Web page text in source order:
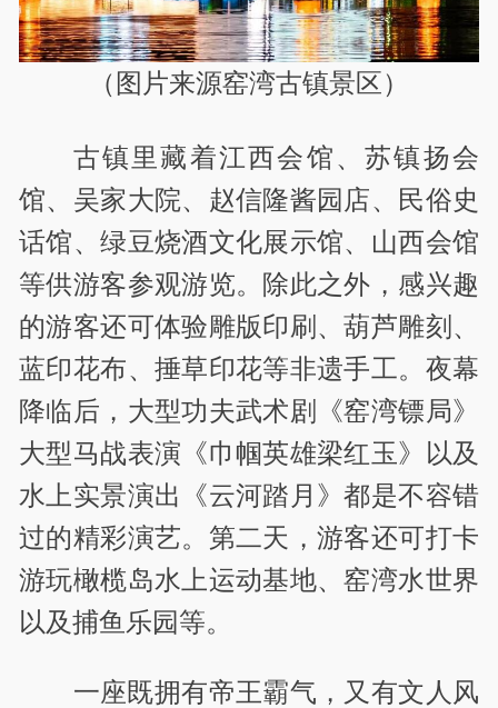
（图片来源窑湾古镇景区）
古镇里藏着江西会馆、苏镇扬会
馆、吴家大院、赵信隆酱园店、民俗史
话馆、绿豆烧酒文化展示馆、山西会馆
等供游客参观游览。除此之外，感兴趣
的游客还可体验雕版印刷、葫芦雕刻、
蓝印花布、捶草印花等非遗手工。夜幕
降临后，大型功夫武术剧《窑湾镖局》
大型马战表演《巾帼英雄梁红玉》以及
水上实景演出《云河踏月》都是不容错
过的精彩演艺。第二天，游客还可打卡
游玩橄榄岛水上运动基地、窑湾水世界
以及捕鱼乐园等。
一座既拥有帝王霸气，又有文人风